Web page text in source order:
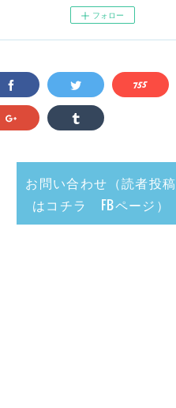
フォロー
お問い合わせ（読者投稿
はコチラ FBページ）